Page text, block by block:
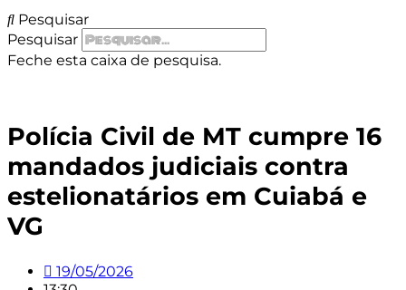
Pesquisar
Pesquisar
Feche esta caixa de pesquisa.
Polícia Civil de MT cumpre 16
mandados judiciais contra
estelionatários em Cuiabá e
VG
19/05/2026